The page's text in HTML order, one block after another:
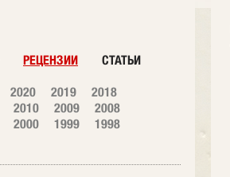
РЕЦЕНЗИИ СТАТЬИ
2020 2019
2018
2010 2009
2008
2000 1999
1998